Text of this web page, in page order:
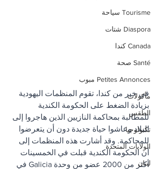
Tourisme سياحة
Diaspora شتات
Canada كندا
Santé صحة
Petites Annonces مبوب
مأكولات
الطقس
تكنولوجيا
الولايات المتحدة
لبنان
في خبر من كندا، تقوم المنظمات اليهودية
بزيادة الضغط على الحكومة الكندية
للمطالبة بمحاكمة النازيين الذين هاجروا إلى
البلاد وعاشوا حياة جديدة دون أن يتعرضوا
للمحاكمة. وقد أشارت هذه المنظمات إلى
أن الحكومة الكندية قبلت في الخمسينات
أكثر من 2000 عضو من وحدة Galicia في